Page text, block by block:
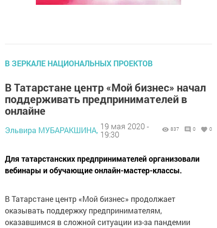
В ЗЕРКАЛЕ НАЦИОНАЛЬНЫХ ПРОЕКТОВ
В Татарстане центр «Мой бизнес» начал
поддерживать предпринимателей в
онлайне
Эльвира МУБАРАКШИНА, 19 мая 2020 -
19:30
837 0 0
Для татарстанских предпринимателей организовали
вебинары и обучающие онлайн-мастер-классы.
В Татарстане центр «Мой бизнес» продолжает
оказывать поддержку предпринимателям,
оказавшимся в сложной ситуации из-за пандемии